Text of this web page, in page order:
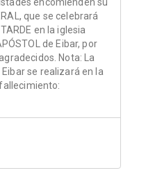
encomienden su
que se celebrará
en la iglesia
de Eibar, por
Nota: La
se realizará en la